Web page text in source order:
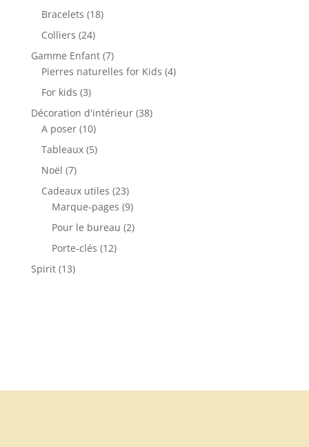
Bracelets 1818
Colliers 2424
produits
Gamme Enfant 77
produits
Pierres naturelles for Kids 44
For kids 33
produits
Décoration d'intérieur 3838
A poser 1010
produits
Tableaux 55
Noël 77
produits
Cadeaux utiles 2323
produits
Marque-pages 99
produits
Pour le bureau 22
Porte-clés 1212
Spirit 1313